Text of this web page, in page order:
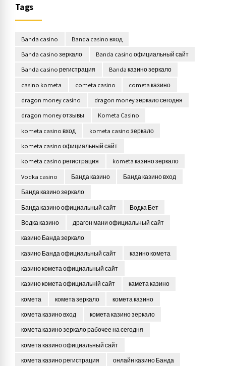
Tags
Banda casino
Banda casino вход
Banda casino зеркало
Banda casino официальный сайт
Banda casino регистрация
Banda казино зеркало
casino kometa
cometa casino
cometa казино
dragon money casino
dragon money зеркало сегодня
dragon money отзывы
Kometa Casino
kometa casino вход
kometa casino зеркало
kometa casino официальный сайт
kometa casino регистрация
kometa казино зеркало
Vodka casino
Банда казино
Банда казино вход
Банда казино зеркало
Банда казино официальный сайт
Водка Бет
Водка казино
драгон мани официальный сайт
казино Банда зеркало
казино Банда официальный сайт
казино комета
казино комета официальный сайт
казино комета официальній сайт
камета казино
комета
комета зеркало
комета казино
комета казино вход
комета казино зеркало
комета казино зеркало рабочее на сегодня
комета казино официальный сайт
комета казино регистрация
онлайн казино Банда